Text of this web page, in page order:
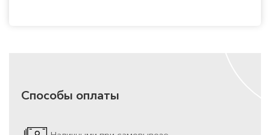
Способы оплаты